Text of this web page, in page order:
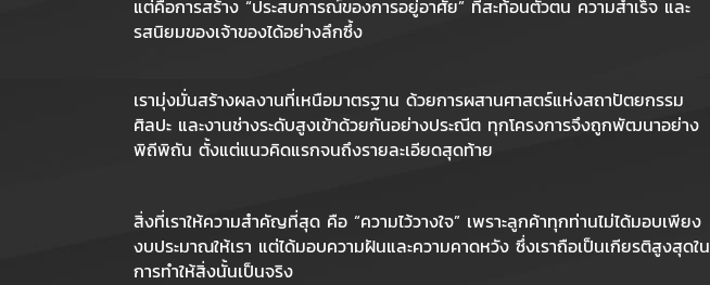
แต่คือการสร้าง “ประสบการณ์ของการอยู่อาศัย” ที่สะท้อนตัวตน ความสำเร็จ และ
รสนิยมของเจ้าของได้อย่างลึกซึ้ง
เรามุ่งมั่นสร้างผลงานที่เหนือมาตรฐาน ด้วยการผสานศาสตร์แห่งสถาปัตยกรรม
ศิลปะ และงานช่างระดับสูงเข้าด้วยกันอย่างประณีต ทุกโครงการจึงถูกพัฒนาอย่าง
พิถีพิถัน ตั้งแต่แนวคิดแรกจนถึงรายละเอียดสุดท้าย
สิ่งที่เราให้ความสำคัญที่สุด คือ “ความไว้วางใจ” เพราะลูกค้าทุกท่านไม่ได้มอบเพียง
งบประมาณให้เรา แต่ได้มอบความฝันและความคาดหวัง ซึ่งเราถือเป็นเกียรติสูงสุดใน
การทำให้สิ่งนั้นเป็นจริง